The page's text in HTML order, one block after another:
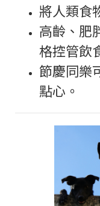
將人類食
高齡、肥
格控管飲
節慶同樂
點心。